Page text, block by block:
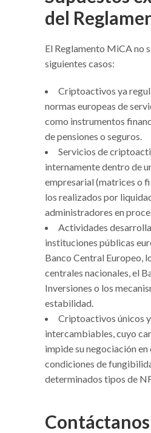
del
El Reglamento MiCA no
siguientes casos:
Criptoactivos ya
normas europeas de
como instrumentos
de pensiones o seguros.
Servicios de
internamente dentro de
empresarial (matrices o
los realizados por
administradores en
Actividades
instituciones públicas
Banco Central Europeo,
centrales nacionales, el
Inversiones o los
estabilidad.
Criptoactivos únicos
intercambiables, cuyo
impide su negociación en
condiciones de
determinados tipos de
Contáctanos